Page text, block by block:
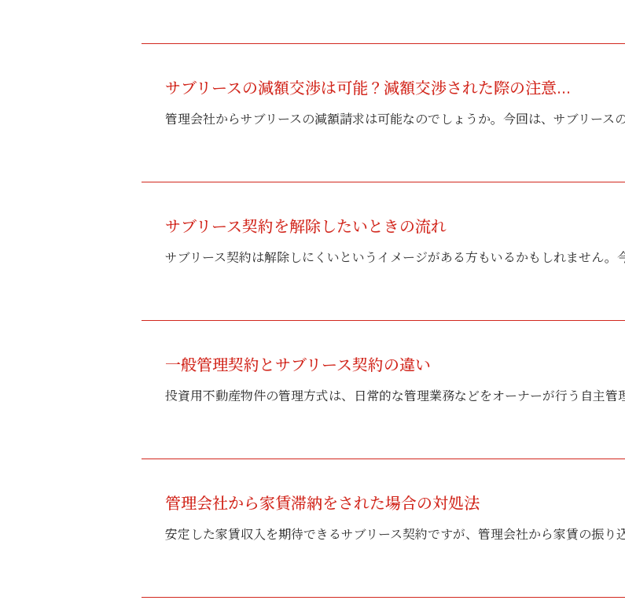
サブリースの減額交渉は可能？減額交渉された際の注意...
管理会社からサブリースの減額請求は可能なのでしょうか。今回は、サブリース
サブリース契約を解除したいときの流れ
サブリース契約は解除しにくいというイメージがある方もいるかもしれません。
一般管理契約とサブリース契約の違い
投資用不動産物件の管理方式は、日常的な管理業務などをオーナーが行う自主管
管理会社から家賃滞納をされた場合の対処法
安定した家賃収入を期待できるサブリース契約ですが、管理会社から家賃の振り